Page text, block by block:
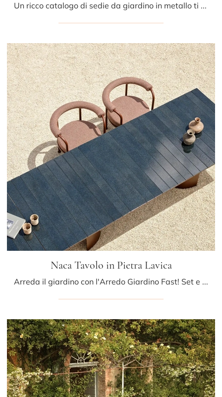
Un ricco catalogo di sedie da giardino in metallo ti attende nel nostro punto vendita: clicca e scopri il modello Roè Sedia di Fast.
Naca Tavolo in Pietra Lavica
Arreda il giardino con l'Arredo Giardino Fast! Set e tavoli da giardino in pietra, come il modello Naca Tavolo in Pietra Lavica, ti aspettano!